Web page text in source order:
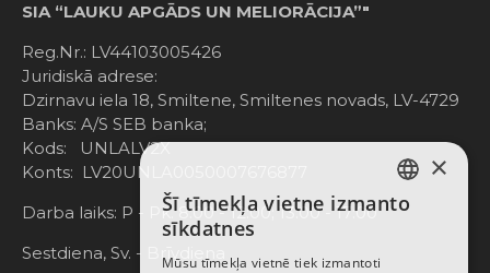
SIA “LAUKU APGĀDS UN MELIORĀCIJA”"
Reg.Nr.: LV44103005426
Juridiskā adrese:
Dzirnavu iela 18, Smiltene, Smiltenes novads, LV-4729
Banks: A/S SEB banka;
Kods: UNLALV2X
Konts: LV20UNLA0050007676877
Darba laiks: P - Pk. 8:00 - 12:00; 13:00 - 17:00
Sestdiena, Sv. - Brīvdiena
LATVIAN
×
Šī tīmekļa vietne izmanto
sīkdatnes
Mūsu tīmekļa vietnē tiek izmantoti